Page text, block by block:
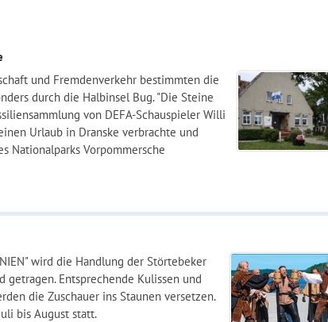
und Fremdenverkehr bestimmten die
durch die Halbinsel Bug. "Die Steine
von DEFA-Schauspieler Willi
Urlaub in Dranske verbrachte und
Nationalparks Vorpommersche
wird die Handlung der Störtebeker
getragen. Entsprechende Kulissen und
die Zuschauer ins Staunen versetzen.
bis August statt.